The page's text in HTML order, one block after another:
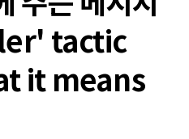
tactic
it means